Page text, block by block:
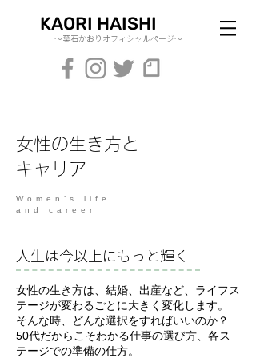
KAORI HAISHI
～葉石かおりオフィシャルページ～
女性の生き方と
キャリア
Women’s life
and career
人生は今以上にもっと輝く
女性の生き方は、結婚、出産など、ライフス
テージが変わるごとに大きく変化します。
そんな時、どんな選択をすればいいのか？
50代だからこそわかる仕事の選び方、各ス
テージでの準備の仕方。